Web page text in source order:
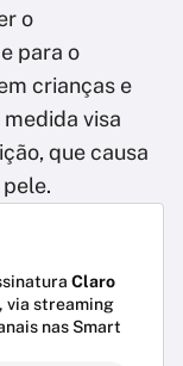
o
para o
crianças e
medida visa
que causa
Claro
, via streaming
nas Smart